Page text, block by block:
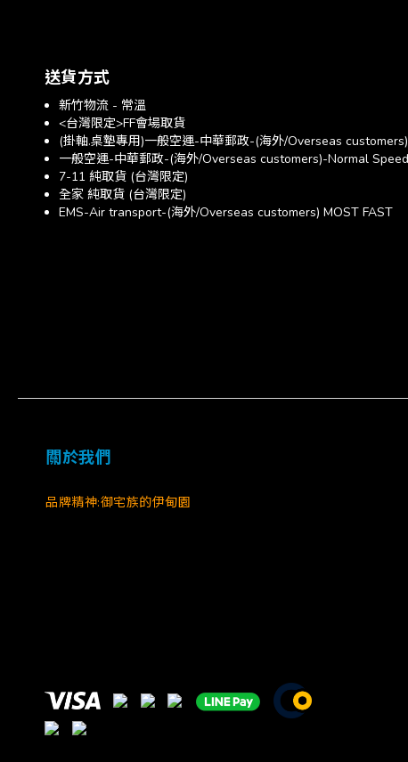
送貨方式
新竹物流 - 常溫
<台灣限定>FF會場取貨
(掛軸.桌墊專用)一般空運-中華郵政-(海外/Overseas customers)
一般空運-中華郵政-(海外/Overseas customers)-Normal Speed
7-11 純取貨 (台灣限定)
全家 純取貨 (台灣限定)
EMS-Air transport-(海外/Overseas customers) MOST FAST
關於我們
品牌精神:御宅族的伊甸園